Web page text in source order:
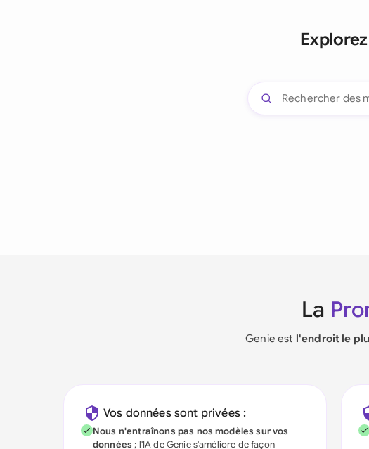
La
Genie est l'endroit le
Vos données sont privées :
Nous n'entraînons pas nos modèles sur vos
données ; l'IA de Genie s'améliore de façon